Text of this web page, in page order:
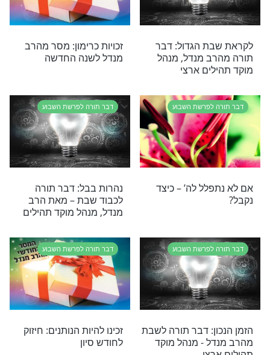
גורלית זו
לפרשת השבוע
של העשיר
דבר תורה לפרשת השבוע
משמעות האמונה: חיזוק קצר
לערב פסח, מאת
– מנהל מוקד
המסר החודשי של הרב
מנדל לחודש כסלו: הכיס